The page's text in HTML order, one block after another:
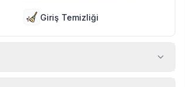
Giriş Temizliği